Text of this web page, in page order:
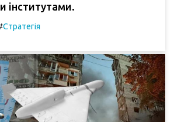
інститутами.
Стратегія